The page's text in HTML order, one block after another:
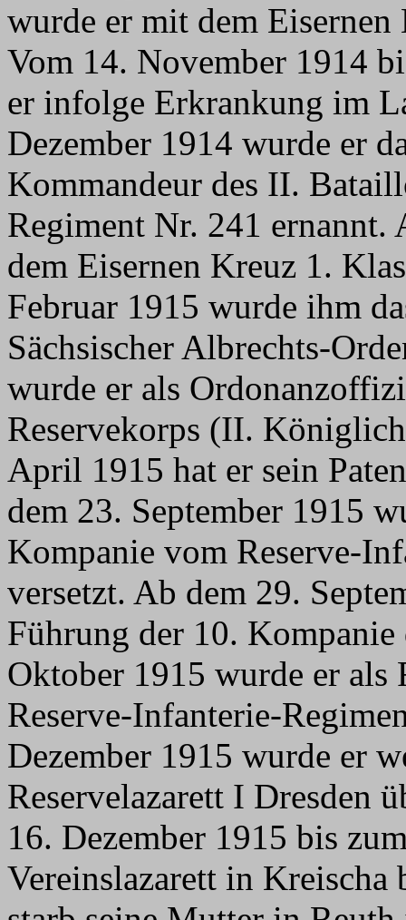
wurde er mit dem Eisernen
Vom 14. November 1914
er infolge Erkrankung im
Dezember 1914 wurde er
Kommandeur des II.
Regiment Nr. 241 ernannt.
dem Eisernen Kreuz 1.
Februar 1915 wurde ihm
Sächsischer Albrechts-
wurde er als
Reservekorps (II.
April 1915 hat er sein
dem 23. September 1915
Kompanie vom Reserve-
versetzt. Ab dem 29.
Führung der 10.
Oktober 1915 wurde er
Reserve-Infanterie-
Dezember 1915 wurde er
Reservelazarett I Dresden
16. Dezember 1915 bis
Vereinslazarett in Kreischa